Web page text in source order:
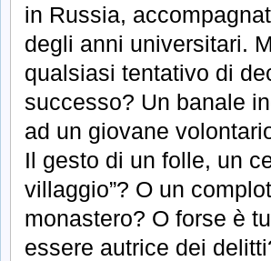
in Russia,
degli anni universitari.
qualsiasi tentativo di
successo? Un banale
ad un giovane
Il gesto di un folle, un
villaggio”? O un
monastero? O forse è
essere autrice dei